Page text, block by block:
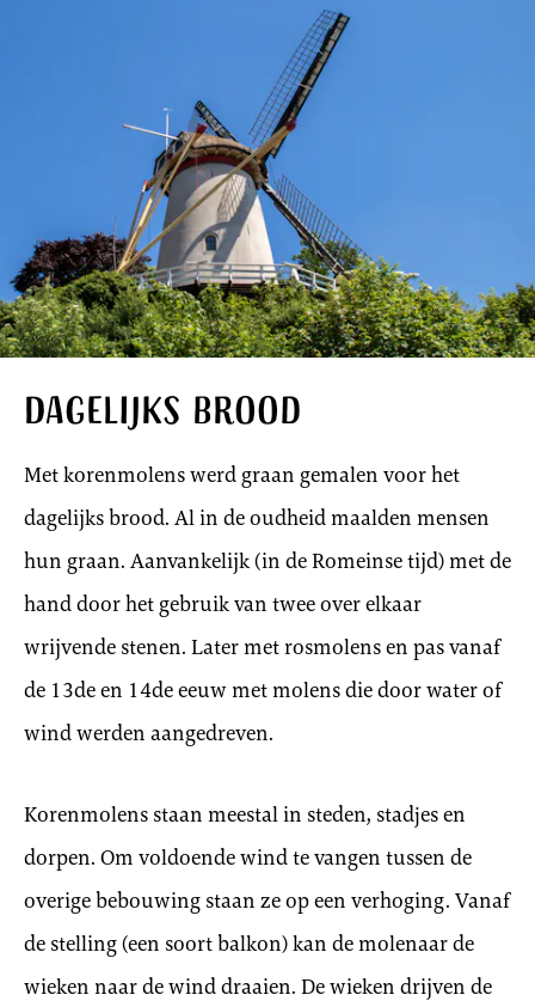
Dagelijks brood
Met korenmolens werd graan gemalen voor het
dagelijks brood. Al in de oudheid maalden mensen
hun graan. Aanvankelijk (in de Romeinse tijd) met de
hand door het gebruik van twee over elkaar
wrijvende stenen. Later met rosmolens en pas vanaf
de 13de en 14de eeuw met molens die door water of
wind werden aangedreven.
Korenmolens staan meestal in steden, stadjes en
dorpen. Om voldoende wind te vangen tussen de
overige bebouwing staan ze op een verhoging. Vanaf
de stelling (een soort balkon) kan de molenaar de
wieken naar de wind draaien. De wieken drijven de